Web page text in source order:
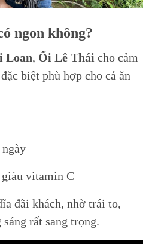
ngon không?
Loan, Ổi Lê Thái cho cảm
biệt phù hợp cho cả ăn
vitamin C
đãi khách, nhờ trái to,
rất sang trọng.